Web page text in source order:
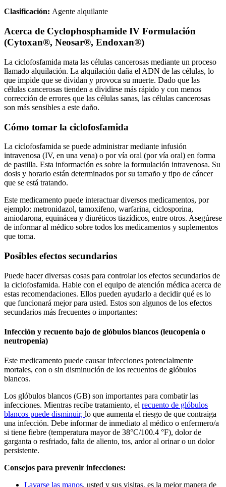
Clasificación: Agente alquilante
Acerca de Cyclophosphamide IV Formulación
(Cytoxan®, Neosar®, Endoxan®)
La ciclofosfamida mata las células cancerosas mediante un proceso
llamado alquilación. La alquilación daña el ADN de las células, lo
que impide que se dividan y provoca su muerte. Dado que las
células cancerosas tienden a dividirse más rápido y con menos
corrección de errores que las células sanas, las células cancerosas
son más sensibles a este daño.
Cómo tomar la ciclofosfamida
La ciclofosfamida se puede administrar mediante infusión
intravenosa (IV, en una vena) o por vía oral (por vía oral) en forma
de pastilla. Esta información es sobre la formulación intravenosa. Su
dosis y horario están determinados por su tamaño y tipo de cáncer
que se está tratando.
Este medicamento puede interactuar diversos medicamentos, por
ejemplo: metronidazol, tamoxifeno, warfarina, ciclosporina,
amiodarona, equinácea y diuréticos tiazídicos, entre otros. Asegúrese
de informar al médico sobre todos los medicamentos y suplementos
que toma.
Posibles efectos secundarios
Puede hacer diversas cosas para controlar los efectos secundarios de
la ciclofosfamida. Hable con el equipo de atención médica acerca de
estas recomendaciones. Ellos pueden ayudarlo a decidir qué es lo
que funcionará mejor para usted. Estos son algunos de los efectos
secundarios más frecuentes o importantes:
Infección y recuento bajo de glóbulos blancos (leucopenia o
neutropenia)
Este medicamento puede causar infecciones potencialmente
mortales, con o sin disminución de los recuentos de glóbulos
blancos.
Los glóbulos blancos (GB) son importantes para combatir las
infecciones. Mientras recibe tratamiento, el recuento de glóbulos
blancos puede disminuir, lo que aumenta el riesgo de que contraiga
una infección. Debe informar de inmediato al médico o enfermero/a
si tiene fiebre (temperatura mayor de 38°C/100.4 °F), dolor de
garganta o resfriado, falta de aliento, tos, ardor al orinar o un dolor
persistente.
Consejos para prevenir infecciones:
Lavarse las manos, usted y sus visitas, es la mejor manera de